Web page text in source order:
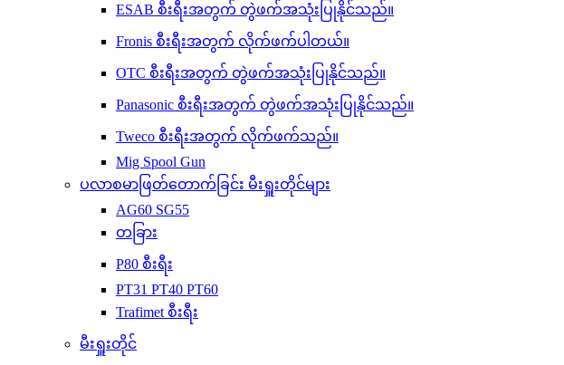
ESAB စီးရီးအတွက် တွဲဖက်အသုံးပြုနိုင်သည်။
Fronis စီးရီးအတွက် လိုက်ဖက်ပါတယ်။
OTC စီးရီးအတွက် တွဲဖက်အသုံးပြုနိုင်သည်။
Panasonic စီးရီးအတွက် တွဲဖက်အသုံးပြုနိုင်သည်။
Tweco စီးရီးအတွက် လိုက်ဖက်သည်။
Mig Spool Gun
ပလာစမာဖြတ်တောက်ခြင်း မီးရှူးတိုင်များ
AG60 SG55
တခြား
P80 စီးရီး
PT31 PT40 PT60
Trafimet စီးရီး
မီးရှူးတိုင်